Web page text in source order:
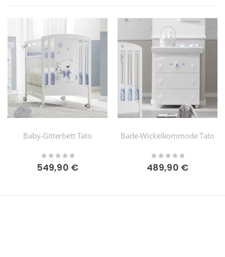
Baby-Gitterbett Tato
Rating:
0%
549,90 €
Bade-Wickelkommode Tato
Rating:
0%
489,90 €